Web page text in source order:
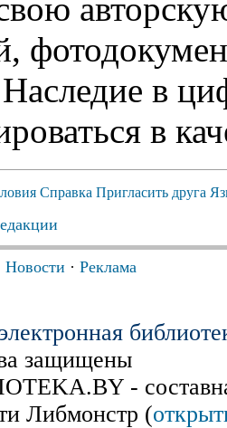
Наследие в
в
Справка Пригласить друга
Новости · Реклама
защищены
-
Либмонстр (